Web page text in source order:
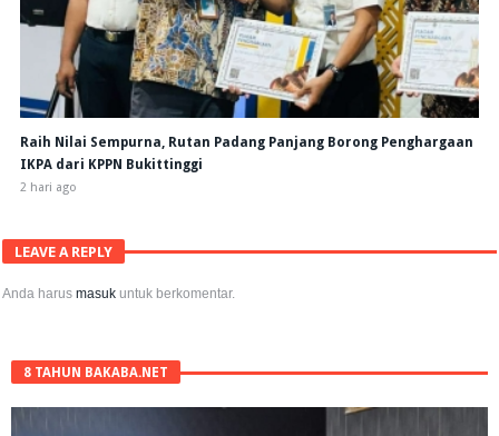
Raih Nilai Sempurna, Rutan Padang Panjang Borong Penghargaan
IKPA dari KPPN Bukittinggi
2 hari ago
LEAVE A REPLY
Anda harusmasuk untuk berkomentar.
8 TAHUN BAKABA.NET